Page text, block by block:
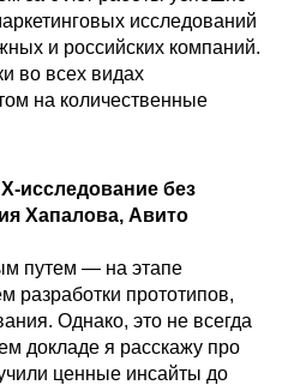
исследований
и российских компаний.
во всех видах
на количественные
исследование без
Хапалова, Авито
путем — на этапе
разработки прототипов,
Однако, это не всегда
докладе я расскажу про
ценные инсайты до